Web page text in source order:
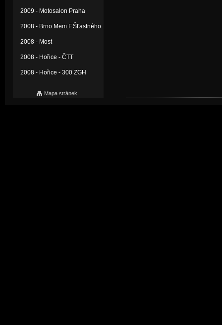
2009 - Motosalon Praha
2008 - Brno.Mem.F.Šťastného
2008 - Most
2008 - Hořice - ČTT
2008 - Hořice - 300 ZGH
Mapa stránek